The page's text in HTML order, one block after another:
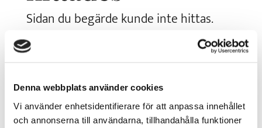
Denna webbplats använder cookies
Vi använder enhetsidentifierare för att anpassa innehållet
och annonserna till användarna, tillhandahålla funktioner
Sidan du begärde kunde inte hittas.
Försök förfina din sökning eller använd
navigeringen ovan för att lokalisera
inlägget.
efter: